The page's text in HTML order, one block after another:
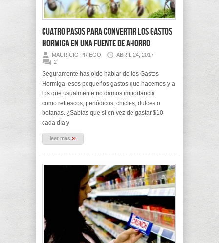
Cuatro pasos para convertir los Gastos
Hormiga en una fuente de ahorro
MAURICIO PRIEGO
ABRIL 24, 2017
2
Seguramente has oído hablar de los Gastos
Hormiga, esos pequeños gastos que hacemos y a
los que usualmente no damos importancia
como refrescos, periódicos, chicles, dulces o
botanas. ¿Sabías que si en vez de gastar $10
cada día y
leer más »